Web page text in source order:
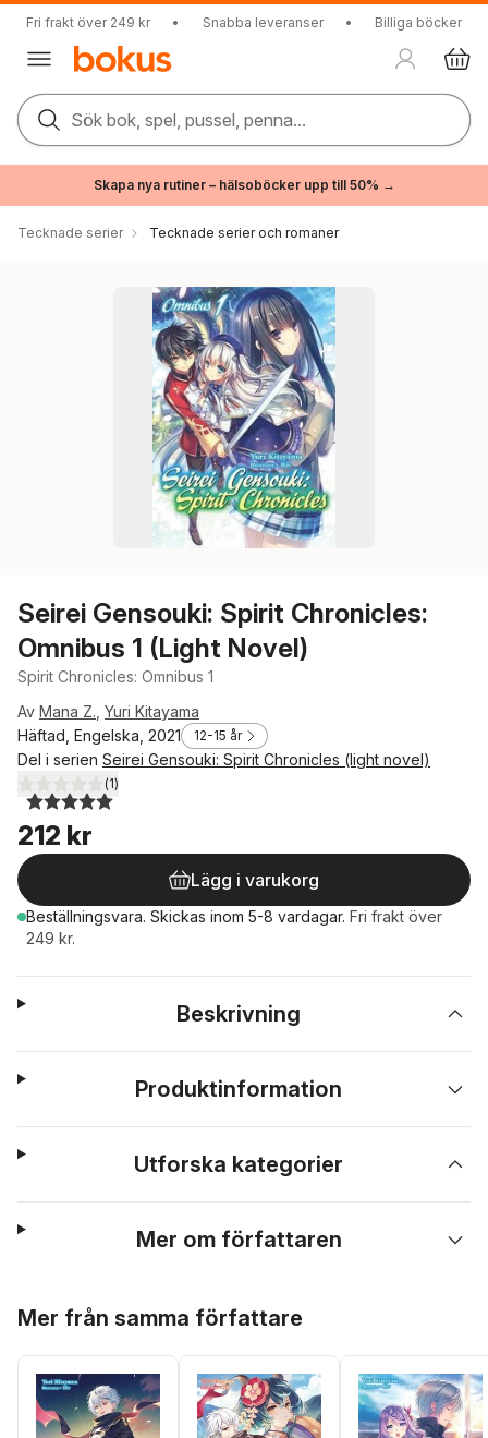
Fri frakt över 249 kr • Snabba leveranser • Billiga böcker
Sök bok, spel, pussel, penna...
Skapa nya rutiner – hälsoböcker upp till 50% →
Tecknade serier Tecknade serier och romaner
Seirei Gensouki: Spirit Chronicles:
Omnibus 1 (Light Novel)
Spirit Chronicles: Omnibus 1
Av Mana Z. Yuri Kitayama
Häftad, Engelska, 2021
12-15 år
Del i serien Seirei Gensouki: Spirit Chronicles (light novel)
5,0utav 5 stjärnor. Totalt antal röster:
(1)
212 kr
Lägg i varukorg
Beställningsvara. Skickas inom 5-8 vardagar. Fri frakt över
249 kr.
Beskrivning
Produktinformation
Utforska kategorier
Mer om författaren
Mer från samma författare